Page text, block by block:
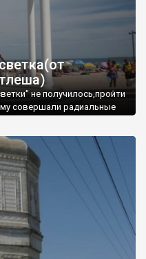
не получилось,пройти
совершали радиальные